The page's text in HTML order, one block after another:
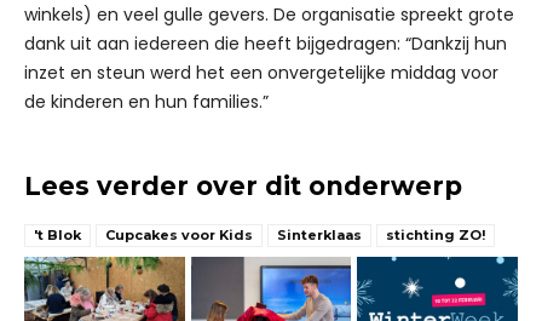
winkels) en veel gulle gevers. De organisatie spreekt grote
dank uit aan iedereen die heeft bijgedragen: “Dankzij hun
inzet en steun werd het een onvergetelijke middag voor
de kinderen en hun families.”
Lees verder over dit onderwerp
't Blok Cupcakes voor Kids Sinterklaas stichting ZO!